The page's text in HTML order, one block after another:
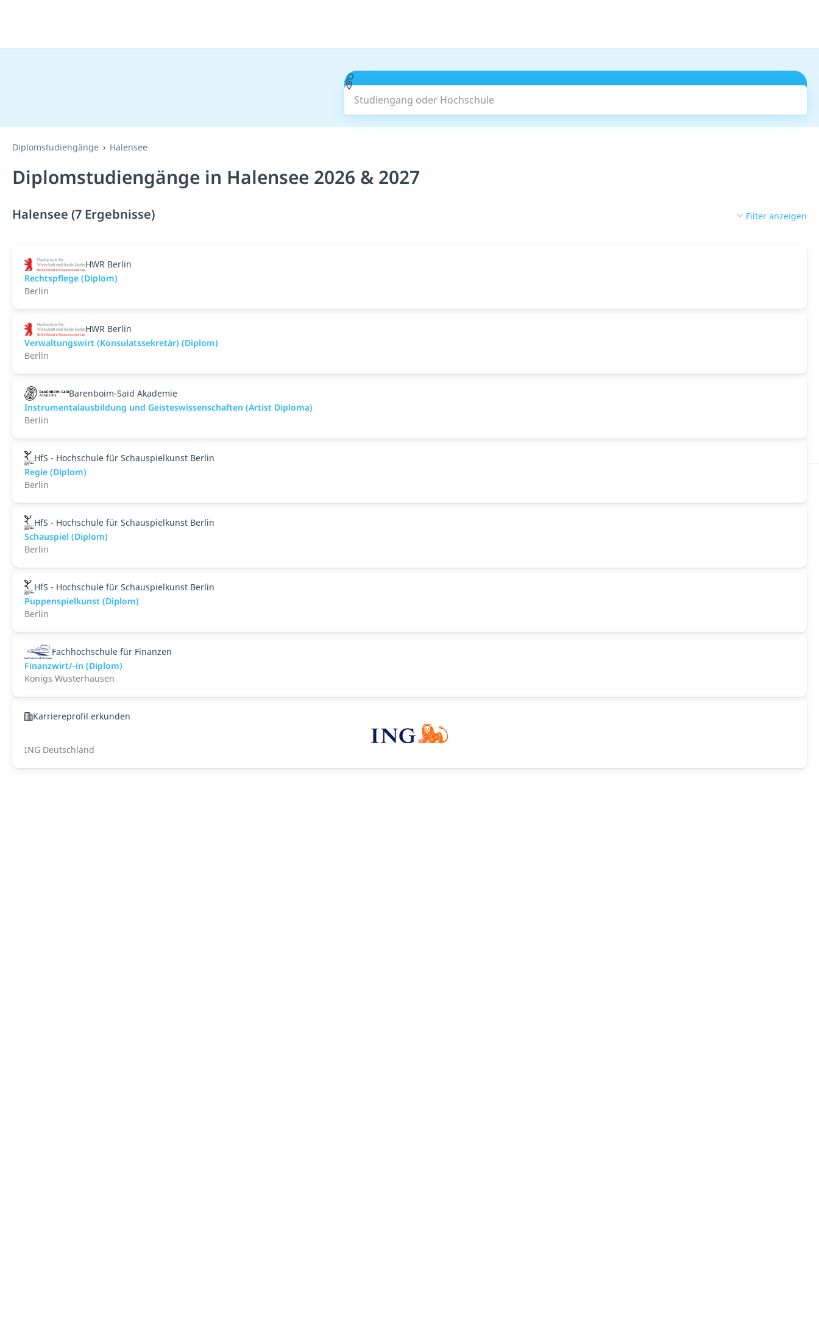
Studiengang oder Hochschule
Diplomstudiengänge Halensee
Diplomstudiengänge in Halensee 2026 & 2027
Halensee (7 Ergebnisse) Filter anzeigen
HWR Berlin
Rechtspflege (Diplom)
Berlin
HWR Berlin
Verwaltungswirt (Konsulatssekretär) (Diplom)
Berlin
Barenboim-Said Akademie
Instrumentalausbildung und Geisteswissenschaften (Artist Diploma)
Berlin
HfS - Hochschule für Schauspielkunst Berlin
Regie (Diplom)
Berlin
HfS - Hochschule für Schauspielkunst Berlin
Schauspiel (Diplom)
Berlin
HfS - Hochschule für Schauspielkunst Berlin
Puppenspielkunst (Diplom)
Berlin
Fachhochschule für Finanzen
Finanzwirt/-in (Diplom)
Königs Wusterhausen
Karriereprofil erkunden
ING Deutschland